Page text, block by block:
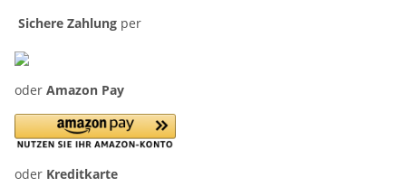
Sichere Zahlung per
oder Amazon Pay
oder Kreditkarte